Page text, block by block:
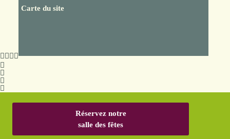
Carte du site
Réservez notre
salle des fêtes